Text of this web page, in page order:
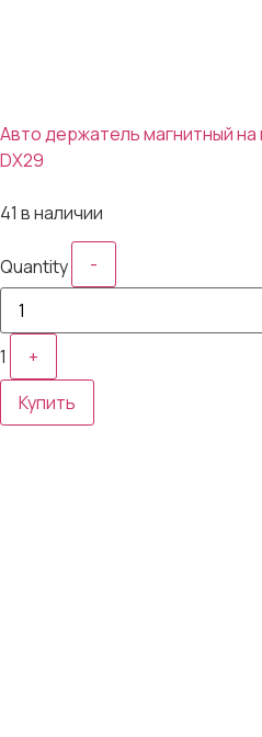
Авто держатель магнитный
DX29
41 в наличии
Quantity -
1
+
Купить